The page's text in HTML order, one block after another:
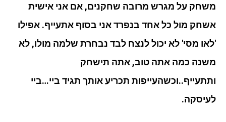
משחק על מגרש מרובה שחקנים, אם אני אישית
אשחק מול כל אחד בנפרד אני בסוף אתעייף. אפילו
'לאו מסי' לא יכול לנצח לבד נבחרת שלמה מולו, לא
משנה כמה אתה טוב, אתה תישחק
ותתעייף..וכשהעייפות תכריע אותך תגיד ביי…ביי
לעיסקה.